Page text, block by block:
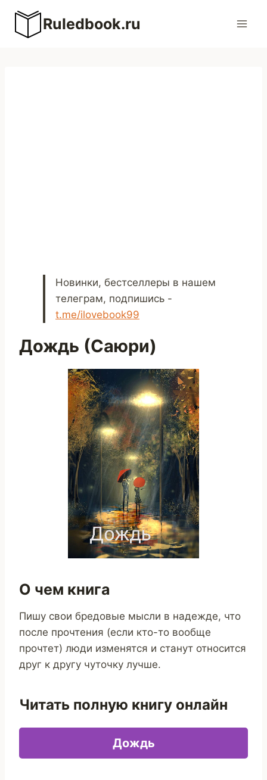
Перейти
содержимому
Ruledbook.ru
Новинки, бестселлеры в нашем
телеграм, подпишись -
t.me/ilovebook99
Дождь (Саюри)
О чем книга
Пишу свои бредовые мысли в надежде, что
после прочтения (если кто-то вообще
прочтет) люди изменятся и станут относится
друг к другу чуточку лучше.
Читать полную книгу онлайн
Дождь